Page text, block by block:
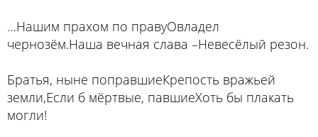
…Нашим прахом по правуОвладел
чернозём.Наша вечная слава –Невесёлый резон.
Братья, ныне поправшиеКрепость вражьей
земли,Если б мёртвые, павшиеХоть бы плакать
могли!